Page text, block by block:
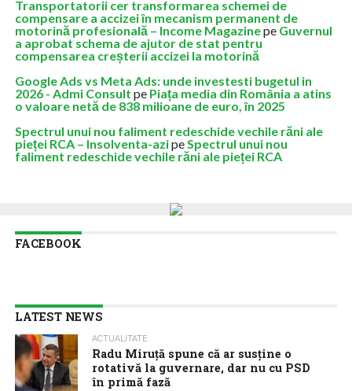
Transportatorii cer transformarea schemei de
compensare a accizei în mecanism permanent de
motorină profesională – Income Magazinepe Guvernul
a aprobat schema de ajutor de stat pentru
compensarea creșterii accizei la motorină
Google Ads vs Meta Ads: unde investesti bugetul in
2026 - Admi Consult pe Piața media din România a atins
o valoare netă de 838 milioane de euro, în 2025
Spectrul unui nou faliment redeschide vechile răni ale
pieței RCA – Insolventa-azipeSpectrul unui nou
faliment redeschide vechile răni ale pieței RCA
FACEBOOK
LATEST NEWS
ACTUALITATE
Radu Miruţă spune că ar susţine o
rotativă la guvernare, dar nu cu PSD
în primă fază